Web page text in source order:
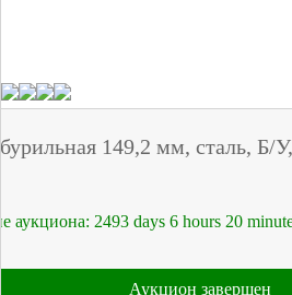
149,2 мм, сталь, Б/
аукциона: 2493 days 6 hours 20
Аукцион завершен